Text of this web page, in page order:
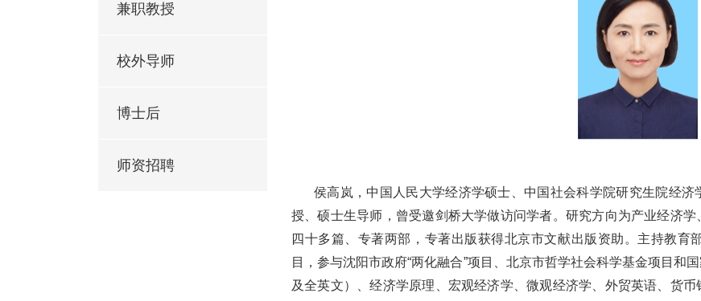
兼职教授
校外导师
博士后
师资招聘
侯高岚，中国人民大学经济学硕士、中国社会科学院研究生院经济
授、硕士生导师 ，曾受邀剑桥大学做访问学者。研究方向为产业经济
四十多篇、专著两部，专著出版获得北京市文献出版资助。主持教育
目，参与沈阳市政府“两化融合”项目、北京市哲学社会科学基金项目和
及全英文）
、经济学原理、宏观经济学、微观经济学、外贸英语、货